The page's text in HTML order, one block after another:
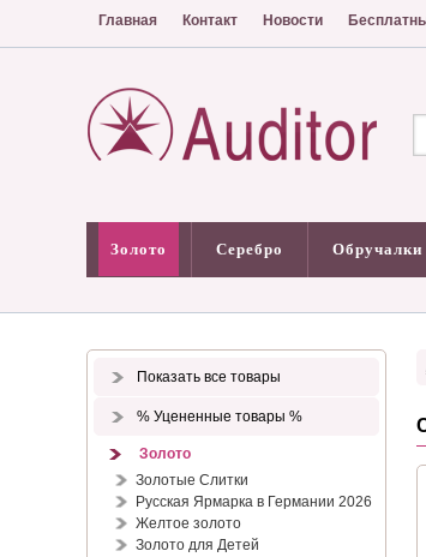
Главная Контакт Новости
Золото Серебро Обручалки
Показать все товары
% Уцененные товары %
Золото
Золотые Слитки
Русская Ярмарка в Германии 2026
Желтое золото
Золото для Детей